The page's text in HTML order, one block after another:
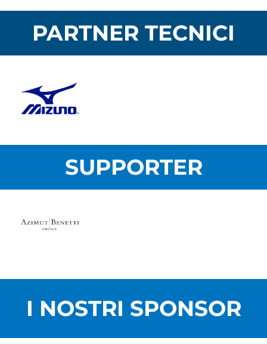
PARTNER TECNICI
SUPPORTER
I NOSTRI SPONSOR